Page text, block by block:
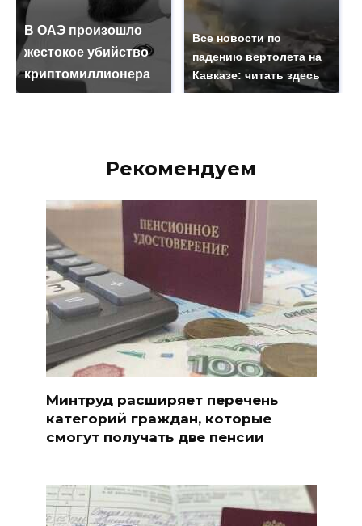
В ОАЭ произошло
жестокое убийство
криптомиллионера
Все новости по
падению вертолета на
Кавказе: читать здесь
Рекомендуем
Минтруд расширяет перечень
категорий граждан, которые
смогут получать две пенсии